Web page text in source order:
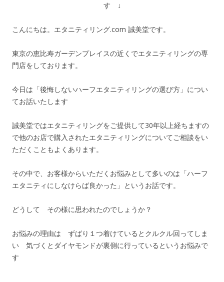
す ↓
こんにちは。エタニティリング.com 誠美堂です。
東京の恵比寿ガーデンプレイスの近くでエタニティリングの専
門店をしております。
今日は「後悔しないハーフエタニティリングの選び方」につい
てお話いたします
誠美堂ではエタニティリングをご提供して30年以上経ちますの
で他のお店で購入されたエタニティリングについてご相談をい
ただくこともよくあります。
その中で、お客様からいただくお悩みとして多いのは「ハーフ
エタニティにしなけらば良かった」というお話です。
どうして その様に思われたのでしょうか？
お悩みの理由は ずばり１つ着けているとクルクル回ってしま
い 気づくとダイヤモンドが裏側に行っているというお悩みで
す